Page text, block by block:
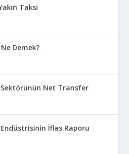
Taksi
Demek?
Net Transfer
İflas Raporu